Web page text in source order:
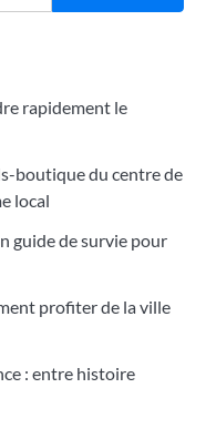
rapidement le
boutique du centre de
local
guide de survie pour
profiter de la ville
: entre histoire